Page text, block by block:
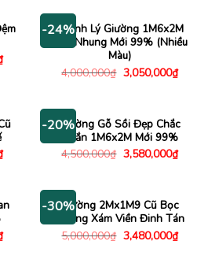
Giá
hiện
-24%
Thanh Lý Giường 1M6x2M
Bọc Nhung Mới 99% (Nhiều
Màu)
4,000,000₫ Giá
gốc
3,050,000₫Giá
hiện
Giá
hiện
3,450,000₫.
-20%Giường Gỗ Sồi Đẹp Chắc
Chắn 1M6x2M Mới 99%
4,500,000₫ Giá
gốc
3,580,000₫Giá
hiện
Giá
hiện
-30%Giường 2Mx1M9 Cũ Bọc
Nhung Xám Viền Đinh Tán
5,000,000₫ Giá
gốc
3,480,000₫Giá
hiện